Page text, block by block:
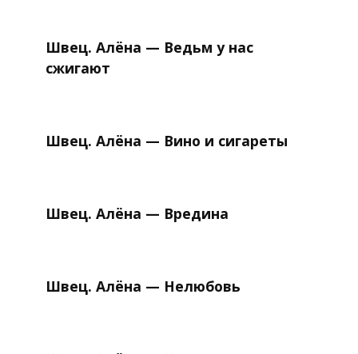
Швец. Алёна — Ведьм у нас
сжигают
Швец. Алёна — Вино и сигареты
Швец. Алёна — Вредина
Швец. Алёна — Нелюбовь